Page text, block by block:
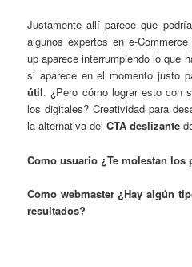
Justamente allí parece que
algunos expertos en e-
up aparece interrumpiendo lo que
si aparece en el momento justo
útil. ¿Pero cómo lograr esto con
los digitales? Creatividad para
la alternativa del CTA deslizante
Como usuario ¿Te molestan los
Como webmaster ¿Hay algún
resultados?